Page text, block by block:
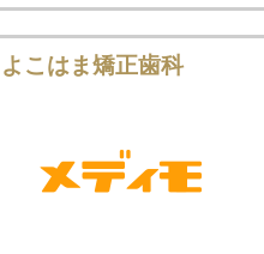
よこはま矯正歯科